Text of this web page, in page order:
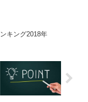
キング2018年